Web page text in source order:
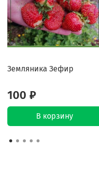
Земляника Зефир
100 ₽
В корзину